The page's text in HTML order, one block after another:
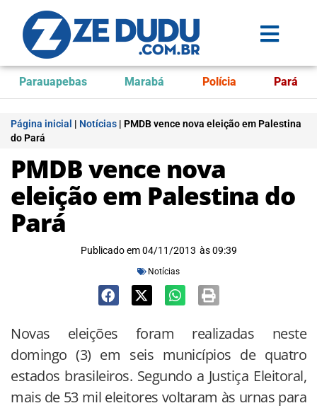
Parauapebas Marabá Polícia Pará
Página inicial | Notícias | PMDB vence nova eleição em Palestina
do Pará
PMDB vence nova
eleição em Palestina do
Pará
Publicado em 04/11/2013 às 09:39
Notícias
Novas eleições foram realizadas neste
domingo (3) em seis municípios de quatro
estados brasileiros. Segundo a Justiça Eleitoral,
mais de 53 mil eleitores voltaram às urnas para